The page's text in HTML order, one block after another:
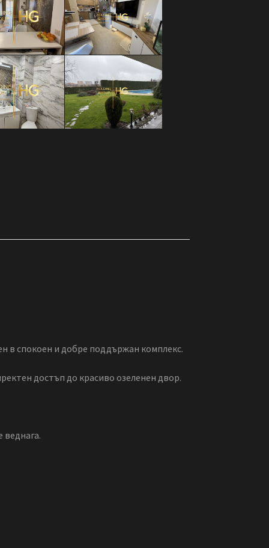
в спокоен и добре поддържан комплекс.
достъп до красиво озеленен двор.